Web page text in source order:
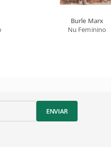
Burle Marx
Nu Feminino
ENVIAR